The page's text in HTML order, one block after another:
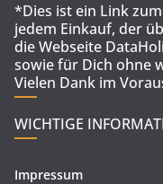
*Dies ist ein Link
jedem Einkauf, der
die Webseite
sowie für Dich ohne
Vielen Dank im
WICHTIGE
Impressum